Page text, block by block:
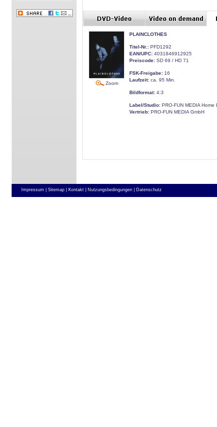
Zoom
PLAINCLOTHES
Titel-Nr.: PFD1292
EAN/UPC: 4031846912925
Preiscode: SD 69 / HD 71
FSK-Freigabe: 16
Laufzeit: ca. 95 Min.
Bildformat: 4:3
Label/Studio: PRO-FUN MEDIA Home
Vertrieb: PRO-FUN MEDIA GmbH
Impressum | Sitemap | Kontakt | Nutzungsbedingungen | Datenschutz